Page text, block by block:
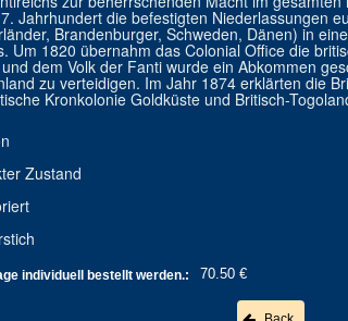
Jahrhundert die befestigten Niederlassungen
Brandenburger, Schweden, Dänen) in
Um 1820 übernahm das Colonial Office die
dem Volk der Fanti wurde ein Abkommen
zu verteidigen. Im Jahr 1874 erklärten die
Kronkolonie Goldküste und Britisch-
Zustand
individuell bestellt werden.: 70.50 €